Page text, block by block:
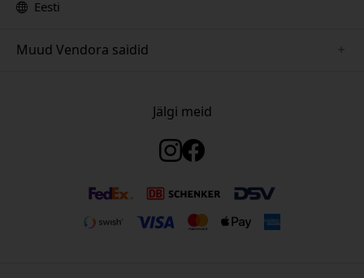
Eesti
Muud Vendora saidid
www.plaud.se
Jälgi meid